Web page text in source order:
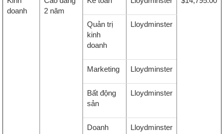
doanh
2 năm
Quản trị
kinh
doanh
Lloydminster
Marketing Lloydminster
Bất động
sản
Lloydminster
Doanh
Lloydminster